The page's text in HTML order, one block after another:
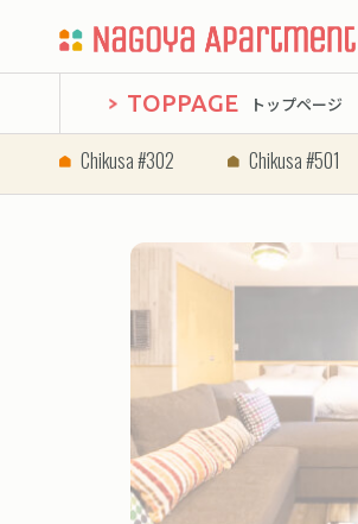
TOPPAGE トップページ
Chikusa #302 Chikusa #501